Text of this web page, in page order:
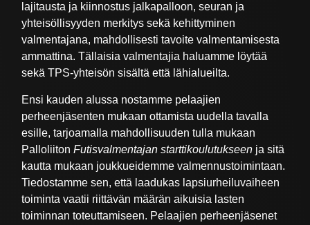
lajitausta ja kiinnostus jalkapalloon, seuran ja
yhteisöllisyyden merkitys sekä kehittyminen
valmentajana, mahdollisesti tavoite valmentamisesta
ammattina. Tällaisia valmentajia haluamme löytää
sekä TPS-yhteisön sisältä että lähialueilta.
Ensi kauden alussa nostamme pelaajien
perheenjäsenten mukaan ottamista uudella tavalla
esille, tarjoamalla mahdollisuuden tulla mukaan
PalloliitonFutisvalmentajan starttikoulutukseen ja sitä
kautta mukaan joukkueidemme valmennustoimintaan.
Tiedostamme sen, että laadukas lapsiurheiluvaiheen
toiminta vaatii riittävän määrän aikuisia lasten
toiminnan toteuttamiseen. Pelaajien perheenjäsenet